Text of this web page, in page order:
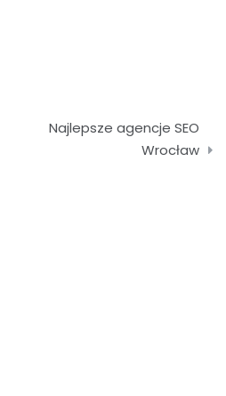
Najlepsze agencje SEO
Wrocław